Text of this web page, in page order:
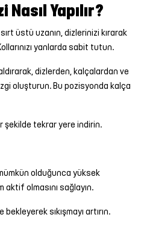
Yapılır?
üstü uzanın, dizlerinizi kırarak
yanlarda sabit tutun.
dizlerden, kalçalardan ve
oluşturun. Bu pozisyonda kalça
şekilde tekrar yere indirin.
olduğunca yüksek
aktif olmasını sağlayın.
sıkışmayı artırın.